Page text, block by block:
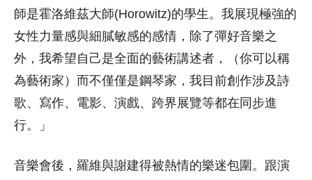
師是霍洛維茲大師(Horowitz)的學生。我展現極強的
女性力量感與細膩敏感的感情，除了彈好音樂之
外，我希望自己是全面的藝術講述者，（你可以稱
為藝術家）而不僅僅是鋼琴家，我目前創作涉及詩
歌、寫作、電影、演戲、跨界展覽等都在同步進
行。」
音樂會後，羅維與謝建得被熱情的樂迷包圍。跟演